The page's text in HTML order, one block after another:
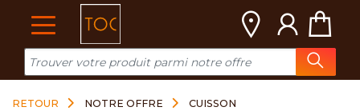
RETOUR NOTRE OFFRE
CUISSON
Cookies management panel